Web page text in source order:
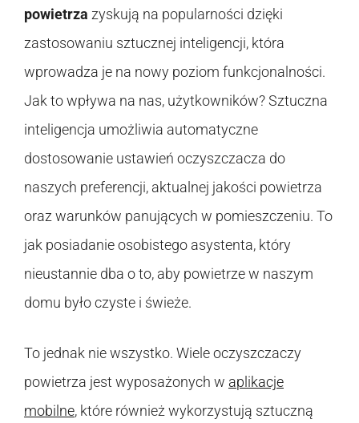
powietrza zyskują na popularności dzięki
zastosowaniu sztucznej inteligencji, która
wprowadza je na nowy poziom funkcjonalności.
Jak to wpływa na nas, użytkowników? Sztuczna
inteligencja umożliwia automatyczne
dostosowanie ustawień oczyszczacza do
naszych preferencji, aktualnej jakości powietrza
oraz warunków panujących w pomieszczeniu. To
jak posiadanie osobistego asystenta, który
nieustannie dba o to, aby powietrze w naszym
domu było czyste i świeże.
To jednak nie wszystko. Wiele oczyszczaczy
powietrza jest wyposażonych w aplikacje
mobilne, które również wykorzystują sztuczną